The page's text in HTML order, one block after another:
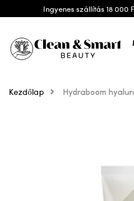
Ingyenes szállítás 18 000
Kezdőlap Hydraboom